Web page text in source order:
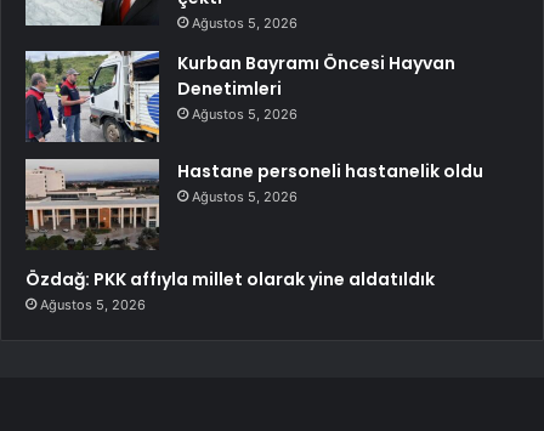
Ağustos 5, 2026
Kurban Bayramı Öncesi Hayvan
Denetimleri
Ağustos 5, 2026
Hastane personeli hastanelik oldu
Ağustos 5, 2026
Özdağ: PKK affıyla millet olarak yine aldatıldık
Ağustos 5, 2026